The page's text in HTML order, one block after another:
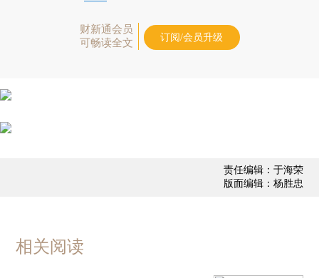
财新通会员
可畅读全文
订阅/会员升级
责任编辑：于海荣
版面编辑：杨胜忠
相关阅读